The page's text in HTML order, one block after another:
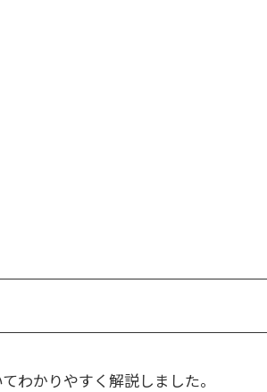
わかりやすく解説しました。